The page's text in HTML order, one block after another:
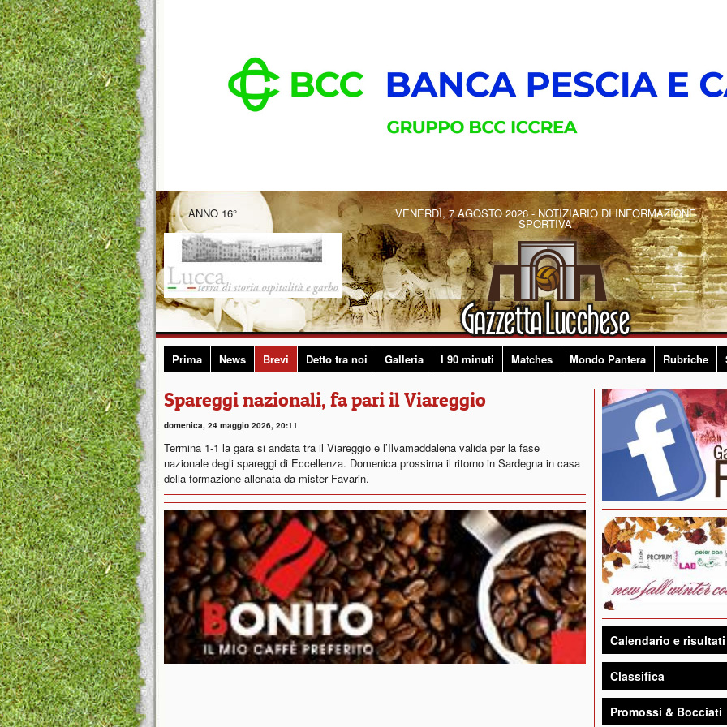
ANNO 16° VENERDÌ, 7 AGOSTO 2026 - NOTIZIARIO DI INFORMAZIONE
SPORTIVA
Prima News Brevi Detto tra noi Galleria I 90 minuti Matches Mondo Pantera Rubriche
Spareggi nazionali, fa pari il Viareggio
domenica, 24 maggio 2026, 20:11
Termina 1-1 la gara si andata tra il Viareggio e l’Ilvamaddalena valida per la fase
nazionale degli spareggi di Eccellenza. Domenica prossima il ritorno in Sardegna in casa
della formazione allenata da mister Favarin.
Calendario e risultati
Classifica
Promossi & Bocciati